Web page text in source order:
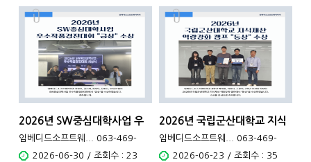
2026년 SW중심대학사업 우
수작품경진대회 금상 수상
임베디드소프트웨... 063-469-
47012026-06-30 / 조회수 : 23
2026년 국립군산대학교 지식
재산 역량강화 캠프 동상 수상
임베디드소프트웨... 063-469-
47012026-06-23 / 조회수 : 35